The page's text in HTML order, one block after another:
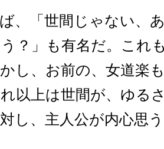
、「世間じゃない、
？」も有名だ。これ
し、お前の、女道楽
以上は世間が、ゆる
し、主人公が内心思